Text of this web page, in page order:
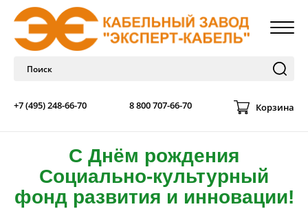
+7 (495) 248-66-70 8 800 707-66-70 Корзина
С Днём рождения
Социально-культурный
фонд развития и инновации!